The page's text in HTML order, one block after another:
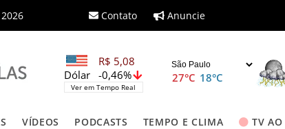
Contato Anuncie
R$ 5,08
-0,46%
Dólar
Ver em Tempo Real
27°C 18°C
VÍDEOS PODCASTS TEMPO E CLIMA TV